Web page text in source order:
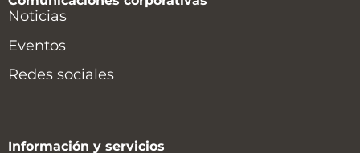
Noticias
Eventos
Redes sociales
Información y servicios